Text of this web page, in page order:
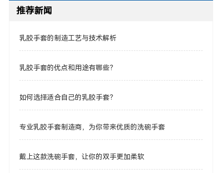
推荐新闻
乳胶手套的制造工艺与技术解析
乳胶手套的优点和用途有哪些？
如何选择适合自己的乳胶手套？
专业乳胶手套制造商，为你带来优质的洗碗手套
戴上这款洗碗手套，让你的双手更加柔软